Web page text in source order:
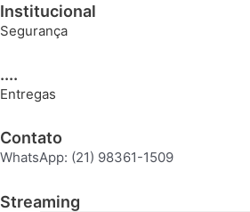
Institucional
Segurança
....
Entregas
Contato
WhatsApp: (21) 98361-1509
Streaming